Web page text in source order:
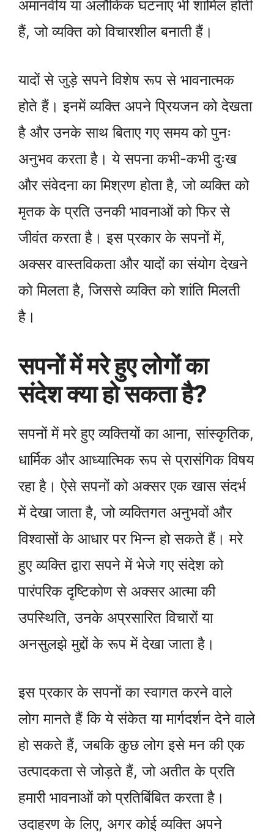
अमानवीय या अलौकिक घटनाएं भी शामिल होती
हैं, जो व्यक्ति को विचारशील बनाती हैं।
यादों से जुड़े सपने विशेष रूप से भावनात्मक
होते हैं। इनमें व्यक्ति अपने प्रियजन को देखता
है और उनके साथ बिताए गए समय को पुनः
अनुभव करता है। ये सपना कभी-कभी दुःख
और संवेदना का मिश्रण होता है, जो व्यक्ति को
मृतक के प्रति उनकी भावनाओं को फिर से
जीवंत करता है। इस प्रकार के सपनों में,
अक्सर वास्तविकता और यादों का संयोग देखने
को मिलता है, जिससे व्यक्ति को शांति मिलती
है।
सपनों में मरे हुए लोगों का
संदेश क्या हो सकता है?
सपनों में मरे हुए व्यक्तियों का आना, सांस्कृतिक,
धार्मिक और आध्यात्मिक रूप से प्रासंगिक विषय
रहा है। ऐसे सपनों को अक्सर एक खास संदर्भ
में देखा जाता है, जो व्यक्तिगत अनुभवों और
विश्वासों के आधार पर भिन्न हो सकते हैं। मरे
हुए व्यक्ति द्वारा सपने में भेजे गए संदेश को
पारंपरिक दृष्टिकोण से अक्सर आत्मा की
उपस्थिति, उनके अप्रसारित विचारों या
अनसुलझे मुद्दों के रूप में देखा जाता है।
इस प्रकार के सपनों का स्वागत करने वाले
लोग मानते हैं कि ये संकेत या मार्गदर्शन देने वाले
हो सकते हैं, जबकि कुछ लोग इसे मन की एक
उत्पादकता से जोड़ते हैं, जो अतीत के प्रति
हमारी भावनाओं को प्रतिबिंबित करता है।
उदाहरण के लिए, अगर कोई व्यक्ति अपने